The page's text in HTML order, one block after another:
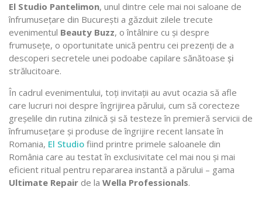
El Studio Pantelimon, unul dintre cele mai noi saloane de
înfrumusețare din București a găzduit zilele trecute
evenimentul Beauty Buzz, o întâlnire cu și despre
frumusețe, o oportunitate unică pentru cei prezenți de a
descoperi secretele unei podoabe capilare sănătoase și
strălucitoare.
În cadrul evenimentului, toți invitații au avut ocazia să afle
care lucruri noi despre îngrijirea părului, cum să corecteze
greșelile din rutina zilnică și să testeze în premieră servicii de
înfrumusețare și produse de îngrijire recent lansate în
Romania, El Studio fiind printre primele saloanele din
România care au testat în exclusivitate cel mai nou și mai
eficient ritual pentru repararea instantă a părului – gama
Ultimate Repair de la Wella Professionals.